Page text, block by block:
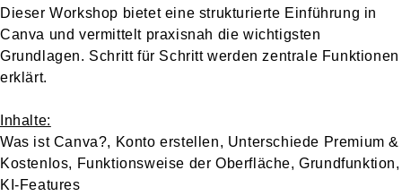
Dieser Workshop bietet eine strukturierte Einführung in
Canva und vermittelt praxisnah die wichtigsten
Grundlagen. Schritt für Schritt werden zentrale Funktionen
erklärt.
Inhalte:
Was ist Canva?, Konto erstellen, Unterschiede Premium &
Kostenlos, Funktionsweise der Oberfläche, Grundfunktion,
KI-Features